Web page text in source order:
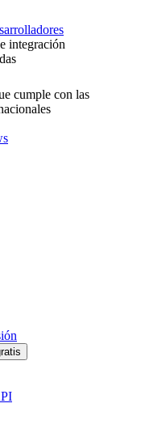
integración
cumple con las